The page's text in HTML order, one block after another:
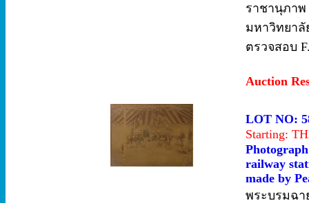
ราชานุภาพ
มหาวิทยาลั
ตรวจสอบ
Auction
LOT NO:
Starting:
railway
made by
พระบรมฉ